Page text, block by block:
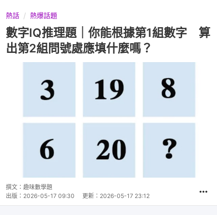
熱話 熱爆話題
數字IQ推理題｜你能根據第1組數字 算
出第2組問號處應填什麼嗎？
撰文： 趣味數學題
出版： 2026-05-17 09:30 更新： 2026-05-17 23:12